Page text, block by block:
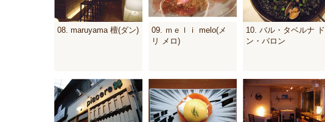
08. maruyama 檀(ダン)
09. ｍｅｌｉ melo(メ
リ メロ)
10. バル・タベルナ ド
ン・バロン